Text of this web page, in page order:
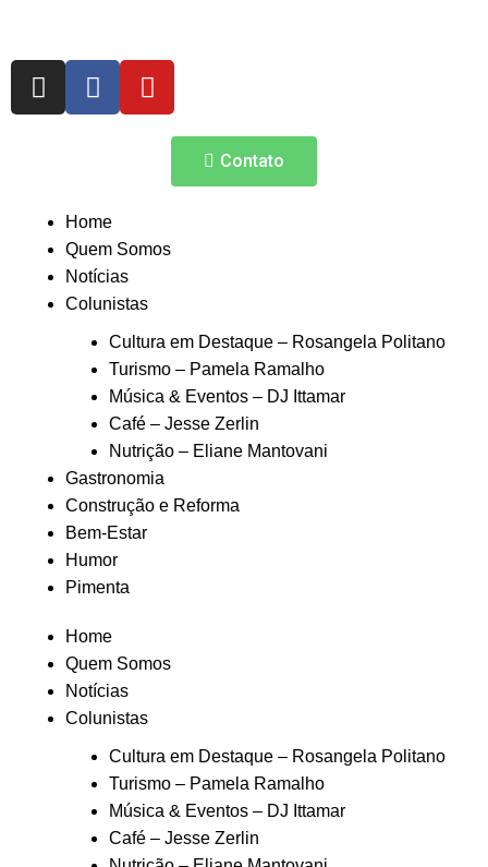
Contato
Home
Quem Somos
Notícias
Colunistas
Cultura em Destaque – Rosangela Politano
Turismo – Pamela Ramalho
Música & Eventos – DJ Ittamar
Café – Jesse Zerlin
Nutrição – Eliane Mantovani
Gastronomia
Construção e Reforma
Bem-Estar
Humor
Pimenta
Home
Quem Somos
Notícias
Colunistas
Cultura em Destaque – Rosangela Politano
Turismo – Pamela Ramalho
Música & Eventos – DJ Ittamar
Café – Jesse Zerlin